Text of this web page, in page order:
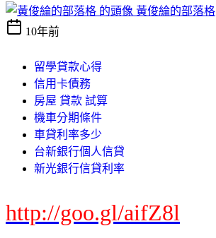
黃俊綸的部落格
10年前
留學貸款心得
信用卡債務
房屋 貸款 試算
機車分期條件
車貸利率多少
台新銀行個人信貸
新光銀行信貸利率
http://goo.gl/aifZ8l